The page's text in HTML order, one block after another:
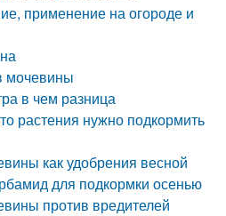
применение на огороде и
мочевины
в чем разница
растения нужно подкормить
как удобрения весной
для подкормки осенью
против вредителей